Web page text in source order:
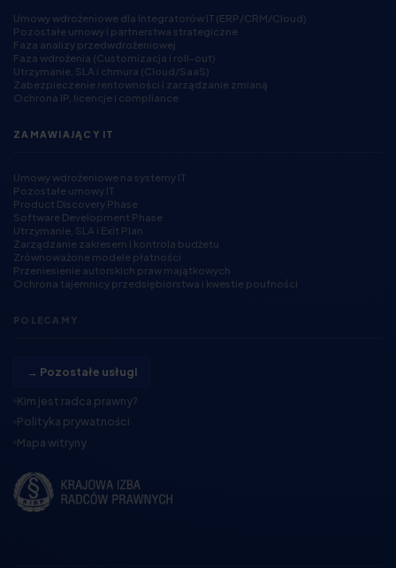
Umowy wdrożeniowe dla Integratorów IT (ERP/CRM/Cloud)
Pozostałe umowy i partnerstwa strategiczne
Faza analizy przedwdrożeniowej
Faza wdrożenia (Customizacja i roll-out)
Utrzymanie, SLA i chmura (Cloud/SaaS)
Zabezpieczenie rentowności i zarządzanie zmianą
Ochrona IP, licencje i compliance
ZAMAWIAJĄCY IT
Umowy wdrożeniowe na systemy IT
Pozostałe umowy IT
Product Discovery Phase
Software Development Phase
Utrzymanie, SLA i Exit Plan
Zarządzanie zakresem i kontrola budżetu
Zrównoważone modele płatności
Przeniesienie autorskich praw majątkowych
Ochrona tajemnicy przedsiębiorstwa i kwestie poufności
POLECAMY
→ Pozostałe usługi
Kim jest radca prawny?
Polityka prywatności
Mapa witryny